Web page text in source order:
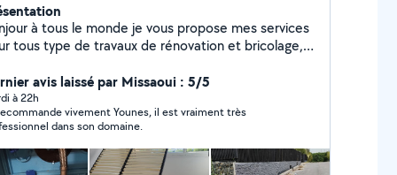
à tous le monde je vous propose mes services
tous type de travaux de rénovation et bricolage,
déménagement, et aussi dépannage je suis
à tout moment 7/7 jusqu'à 23h Merci pour
confiance de me contacter
avis laissé par Missaoui : 5/5
à 22h
vivement Younes, il est vraiment très
dans son domaine.